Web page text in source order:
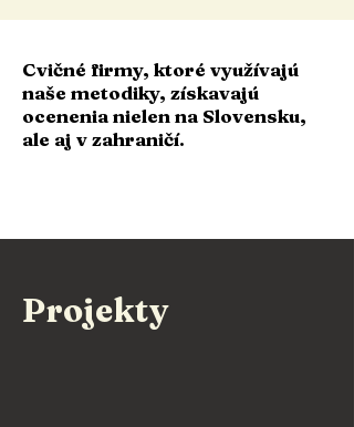
Cvičné firmy, ktoré využívajú
naše metodiky, získavajú
ocenenia nielen na Slovensku,
ale aj v zahraničí.
Projekty